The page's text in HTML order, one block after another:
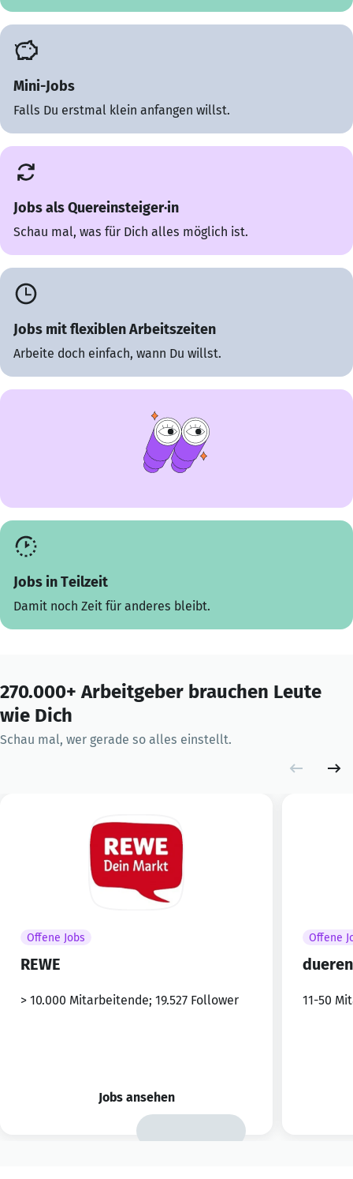
Mini-Jobs
Falls Du erstmal klein anfangen willst.
Jobs als Quereinsteiger·in
Schau mal, was für Dich alles möglich ist.
Jobs mit flexiblen Arbeitszeiten
Arbeite doch einfach, wann Du willst.
Jobs in Teilzeit
Damit noch Zeit für anderes bleibt.
270.000+ Arbeitgeber brauchen Leute
wie Dich
Schau mal, wer gerade so alles einstellt.
Offene Jobs
REWE
> 10.000 Mitarbeitende; 19.527 Follower
Jobs ansehen
Offene
11-50